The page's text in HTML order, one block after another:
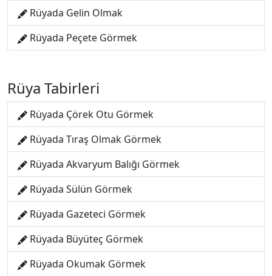
Rüyada Gelin Olmak
Rüyada Peçete Görmek
Rüya Tabirleri
Rüyada Çörek Otu Görmek
Rüyada Tıraş Olmak Görmek
Rüyada Akvaryum Balığı Görmek
Rüyada Sülün Görmek
Rüyada Gazeteci Görmek
Rüyada Büyüteç Görmek
Rüyada Okumak Görmek